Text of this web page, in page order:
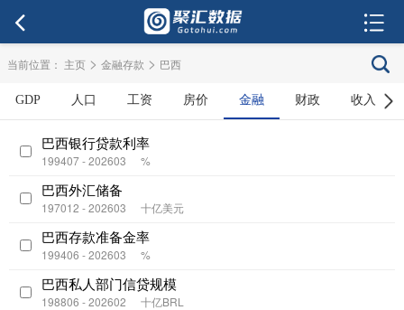
当前位置： 主页 > 金融存款 > 巴西
GDP 人口 工资 房价 金融 财政 收入
巴西银行贷款利率
199407 - 202603 %
巴西外汇储备
197012 - 202603 十亿美元
巴西存款准备金率
199406 - 202603 %
巴西私人部门信贷规模
198806 - 202602 十亿BRL